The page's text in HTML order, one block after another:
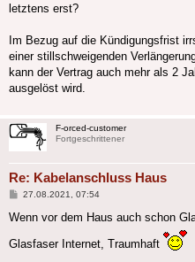
letztens erst?
Im Bezug auf die Kündigungsfrist
einer stillschweigenden
kann der Vertrag auch mehr als 2
ausgelöst wird.
F-orced-customer
Fortgeschrittener
Re: Kabelanschluss Haus
Beitrag
27.08.2021, 07:54
Wenn vor dem Haus auch schon
Glasfaser Internet, Traumhaft